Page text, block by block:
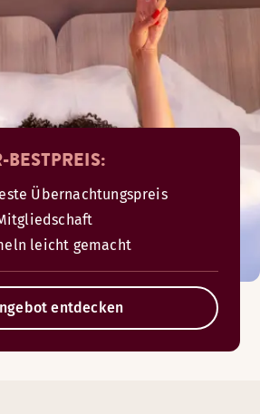
Übernachtungspreis
leicht gemacht
entdecken